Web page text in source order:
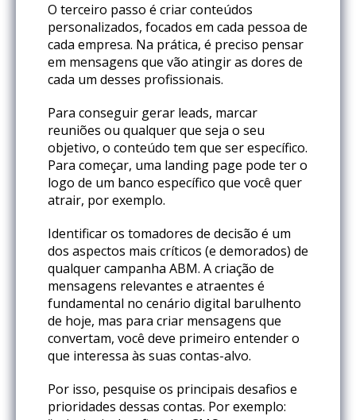
O terceiro passo é criar conteúdos
personalizados, focados em cada pessoa de
cada empresa. Na prática, é preciso pensar
em mensagens que vão atingir as dores de
cada um desses profissionais.
Para conseguir gerar leads, marcar
reuniões ou qualquer que seja o seu
objetivo, o conteúdo tem que ser específico.
Para começar, uma landing page pode ter o
logo de um banco específico que você quer
atrair, por exemplo.
Identificar os tomadores de decisão é um
dos aspectos mais críticos (e demorados) de
qualquer campanha ABM. A criação de
mensagens relevantes e atraentes é
fundamental no cenário digital barulhento
de hoje, mas para criar mensagens que
convertam, você deve primeiro entender o
que interessa às suas contas-alvo.
Por isso, pesquise os principais desafios e
prioridades dessas contas. Por exemplo: